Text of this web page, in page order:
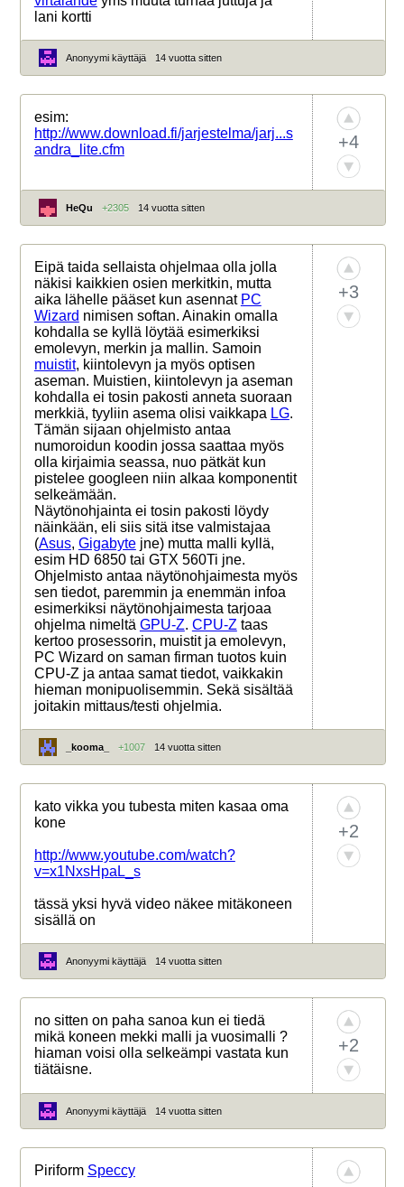
lani kortti
Anonyymi käyttäjä 14 vuotta sitten
esim:
http://www.download.fi/jarjestelma/jarj...s
andra_lite.cfm
+4
HeQu +2305 14 vuotta sitten
Eipä taida sellaista ohjelmaa olla jolla
näkisi kaikkien osien merkitkin, mutta
aika lähelle pääset kun asennat PC
Wizard nimisen softan. Ainakin omalla
kohdalla se kyllä löytää esimerkiksi
emolevyn, merkin ja mallin. Samoin
muistit, kiintolevyn ja myös optisen
aseman. Muistien, kiintolevyn ja aseman
kohdalla ei tosin pakosti anneta suoraan
merkkiä, tyyliin asema olisi vaikkapa LG.
Tämän sijaan ohjelmisto antaa
numoroidun koodin jossa saattaa myös
olla kirjaimia seassa, nuo pätkät kun
pistelee googleen niin alkaa komponentit
selkeämään.
Näytönohjainta ei tosin pakosti löydy
näinkään, eli siis sitä itse valmistajaa
(Asus, Gigabytejne) mutta malli kyllä,
esim HD 6850 tai GTX 560Ti jne.
Ohjelmisto antaa näytönohjaimesta myös
sen tiedot, paremmin ja enemmän infoa
esimerkiksi näytönohjaimesta tarjoaa
ohjelma nimeltä GPU-Z. CPU-Z taas
kertoo prosessorin, muistit ja emolevyn,
PC Wizard on saman firman tuotos kuin
CPU-Z ja antaa samat tiedot, vaikkakin
hieman monipuolisemmin. Sekä sisältää
joitakin mittaus/testi ohjelmia.
+3
_kooma_ +1007 14 vuotta sitten
kato vikka you tubesta miten kasaa oma
kone
http://www.youtube.com/watch?
v=x1NxsHpaL_s
tässä yksi hyvä video näkee mitäkoneen
sisällä on
+2
Anonyymi käyttäjä 14 vuotta sitten
no sitten on paha sanoa kun ei tiedä
mikä koneen mekki malli ja vuosimalli ?
hiaman voisi olla selkeämpi vastata kun
tiätäisne.
+2
Anonyymi käyttäjä 14 vuotta sitten
Piriform Speccy